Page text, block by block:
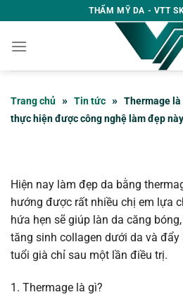
to
content
THẨM MỸ DA - VTT
Trang chủ » Tin tức » Thermage
thực hiện được công nghệ làm đẹp
Hiện nay làm đẹp da bằng
hướng được rất nhiều chị em lựa
hứa hẹn sẽ giúp làn da căng
tăng sinh collagen dưới da và đẩy
tuổi già chỉ sau một lần điều trị.
1. Thermage là gì?